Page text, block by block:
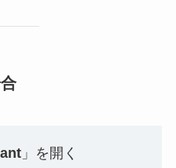
」を開く